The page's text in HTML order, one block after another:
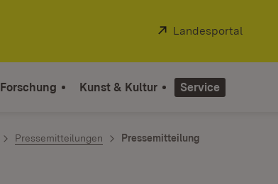
Extern:
Landesportal
Forschung Kunst & Kultur Service
Pressemitteilungen Pressemitteilung